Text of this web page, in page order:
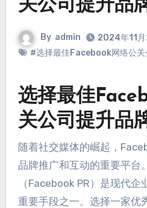
关公司提升品
By admin
2024年11
#选择最佳Facebook网络公关
选择最佳
关公司提升品
随着社交媒体的崛起，Facebook已经成为企业进行
品牌推广和互动的重要平台
（Facebook PR）是现代
重要手段之一。选择一家优